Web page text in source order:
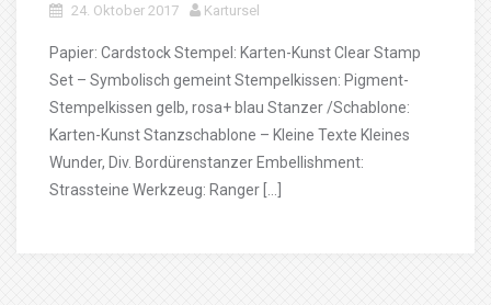
24. Oktober 2017 Kartursel
Papier: Cardstock Stempel: Karten-Kunst Clear Stamp
Set – Symbolisch gemeint Stempelkissen: Pigment-
Stempelkissen gelb, rosa+ blau Stanzer /Schablone:
Karten-Kunst Stanzschablone – Kleine Texte Kleines
Wunder, Div. Bordürenstanzer Embellishment:
Strassteine Werkzeug: Ranger […]